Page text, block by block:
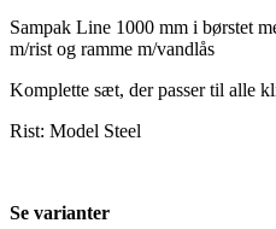
Sampak Line 1000 mm i børstet
m/rist og ramme m/vandlås
Komplette sæt, der passer til alle
Rist: Model Steel
Se varianter